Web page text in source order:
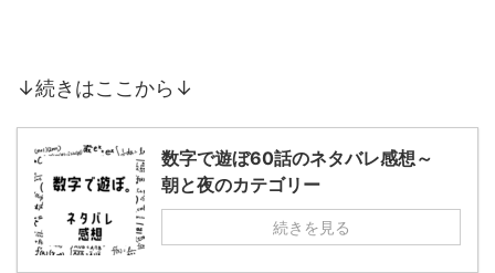
↓続きはここから↓
数字で遊ぼ60話のネタバレ感想～
朝と夜のカテゴリー
続きを見る